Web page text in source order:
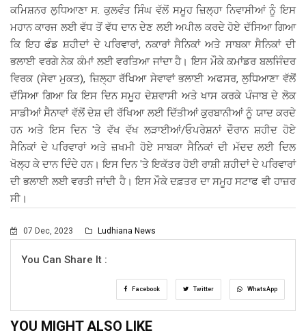
ਕਮਿਸ਼ਨਰ ਲੁਧਿਆਣਾ ਸ. ਕੁਲਵੰਤ ਸਿੰਘ ਵੱਲੋਂ ਸਮੂਹ ਜ਼ਿਲ੍ਹਾ ਨਿਵਾਸੀਆਂ ਨੂੰ ਇਸ
ਮਹਾਨ ਕਾਰਜ ਲਈ ਵੱਧ ਤੋਂ ਵੱਧ ਦਾਨ ਦੇਣ ਲਈ ਅਪੀਲ ਕਰਦੇ ਹੋਏ ਦੱਸਿਆ ਗਿਆ
ਕਿ ਇਹ ਫੰਡ ਸ਼ਹੀਦਾਂ ਦੇ ਪਰਿਵਾਰਾਂ, ਨਕਾਰਾਂ ਸੈਨਿਕਾਂ ਅਤੇ ਸਾਬਕਾ ਸੈਨਿਕਾਂ ਦੀ
ਭਲਾਈ ਵਰਗੇ ਨੇਕ ਕੰਮਾਂ ਲਈ ਵਰਤਿਆ ਜਾਂਦਾ ਹੈ। ਇਸ ਮੌਕੇ ਕਮਾਂਡਰ ਬਲਜਿੰਦਰ
ਵਿਰਕ (ਸੇਵਾ ਮੁਕਤ), ਜ਼ਿਲ੍ਹਾ ਰੱਖਿਆ ਸੇਵਾਵਾਂ ਭਲਾਈ ਅਫਸਰ, ਲੁਧਿਆਣਾ ਵੱਲੋਂ
ਦੱਸਿਆ ਗਿਆ ਕਿ ਇਸ ਦਿਨ ਸਮੂਹ ਦੇਸ਼ਵਾਸੀ ਅਤੇ ਖਾਸ ਕਰਕੇ ਪੰਜਾਬ ਦੇ ਲੋਕ
ਸਾਡੀਆਂ ਸੈਨਾਵਾਂ ਵੱਲੋਂ ਦੇਸ਼ ਦੀ ਰੱਖਿਆ ਲਈ ਦਿੱਤੀਆਂ ਕੁਰਬਾਨੀਆਂ ਨੂੰ ਯਾਦ ਕਰਦੇ
ਹਨ ਅਤੇ ਇਸ ਦਿਨ 'ਤੇ ਵੱਖ ਵੱਖ ਲੜਾਈਆਂ/ਓਪਰੇਸ਼ਨਾਂ ਦੌਰਾਨ ਸ਼ਹੀਦ ਹੋਏ
ਸੈਨਿਕਾਂ ਦੇ ਪਰਿਵਾਰਾਂ ਅਤੇ ਜ਼ਖਮੀ ਹੋਏ ਸਾਬਕਾ ਸੈਨਿਕਾਂ ਦੀ ਮੱਦਦ ਲਈ ਦਿਲ
ਖੋਲ੍ਹ ਕੇ ਦਾਨ ਦਿੰਦੇ ਹਨ। ਇਸ ਦਿਨ 'ਤੇ ਇਕੱਤਰ ਹੋਈ ਰਾਸ਼ੀ ਸ਼ਹੀਦਾਂ ਦੇ ਪਰਿਵਾਰਾਂ
ਦੀ ਭਲਾਈ ਲਈ ਵਰਤੀ ਜਾਂਦੀ ਹੈ। ਇਸ ਮੌਕੇ ਦਫ਼ਤਰ ਦਾ ਸਮੂਹ ਸਟਾਫ ਵੀ ਹਾਜ਼ਰ
ਸੀ।
07 Dec, 2023 Ludhiana News
You Can Share It :
Facebook Twitter WhatsApp
YOU MIGHT ALSO LIKE